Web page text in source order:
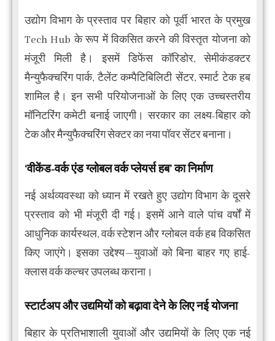
उद्योग विभाग के प्रस्ताव पर बिहार को पूर्वी भारत के प्रमुख
Tech Hub के रूप में विकसित करने की विस्तृत योजना को
मंजूरी मिली है। इसमें डिफेंस कॉरिडोर, सेमीकंडक्टर
मैन्युफैक्चरिंग पार्क, टैलेंट कम्पैटिबिलिटी सेंटर, स्मार्ट टेक हब
शामिल है। इन सभी परियोजनाओं के लिए एक उच्चस्तरीय
मॉनिटरिंग कमेटी बनाई जाएगी। सरकार का लक्ष्य-बिहार को
टेक और मैन्युफैक्चरिंग सेक्टर का नया पॉवर सेंटर बनाना।
‘वीकेंड-वर्क एंड ग्लोबल वर्क प्लेयर्स हब’ का निर्माण
नई अर्थव्यवस्था को ध्यान में रखते हुए उद्योग विभाग के दूसरे
प्रस्ताव को भी मंजूरी दी गई। इसमें आने वाले पांच वर्षों में
आधुनिक कार्यस्थल, वर्क स्टेशन और ग्लोबल वर्क हब विकसित
किए जाएंगे। इसका उद्देश्य—युवाओं को बिना बाहर गए हाई-
क्लास वर्क कल्चर उपलब्ध कराना।
स्टार्टअप और उद्यमियों को बढ़ावा देने के लिए नई योजना
बिहार के प्रतिभाशाली युवाओं और उद्यमियों के लिए एक नई